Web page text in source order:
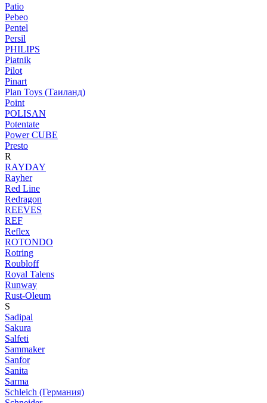
Patio
Pebeo
Pentel
Persil
PHILIPS
Piatnik
Pilot
Pinart
Plan Toys (Таиланд)
Point
POLISAN
Potentate
Power CUBE
Presto
R
RAYDAY
Rayher
Red Line
Redragon
REEVES
REF
Reflex
ROTONDO
Rotring
Roubloff
Royal Talens
Runway
Rust-Oleum
S
Sadipal
Sakura
Salfeti
Sammaker
Sanfor
Sanita
Sarma
Schleich (Германия)